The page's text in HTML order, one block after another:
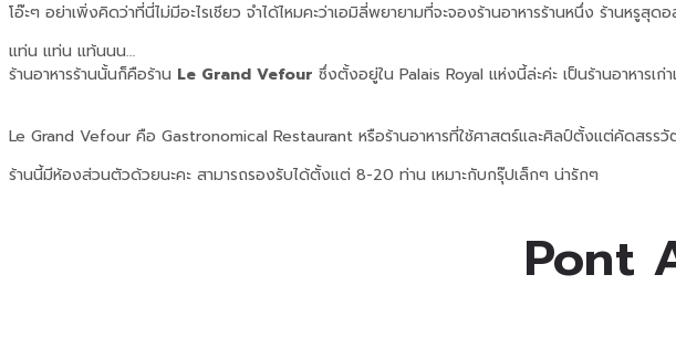
โอ๊ะๆ อย่าเพิ่งคิดว่าที่นี่ไม่มีอะไรเชียว จำได้ไหมคะว่าเอมิลี่พยายามที่จะจองร้านอาหารร้านหนึ่ง ร้านห
แท่น แท่น แท้นนน…
ร้านอาหารร้านนั้นก็คือร้าน Le Grand Vefour ซึ่งตั้งอยู่ใน Palais Royal แห่งนี้ล่ะค่ะ เป็นร้านอาหาร
Le Grand Vefour คือ Gastronomical Restaurant หรือร้านอาหารที่ใช้ศาสตร์และศิลป์ตั้งแต่คัดสรร
ร้านนี้มีห้องส่วนตัวด้วยนะคะ สามารถรองรับได้ตั้งแต่ 8-20 ท่าน เหมาะกับกรุ๊ปเล็กๆ น่ารักๆ
Pont